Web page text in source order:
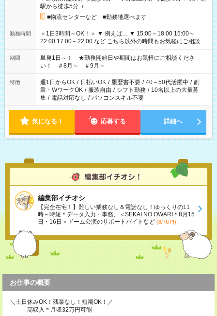
駅から徒歩5分 / …
■物流センターなど ■勤務地選べます
勤務時間
＜1日3時間～OK！＞ ▼ 例えば… ▼ 15:00～18:00 15:00～
22:00 17:00～22:00 など こちら以外の時間もお気軽にご相談く
ださい！
期間
単発1日～！ ★勤務開始日や期間はお気軽にご相談くださ
い！ ＃8月～ ＃9月～
特徴 週1日からOK / 日払いOK / 履歴書不要 / 40～50代活躍中 / 副
業・WワークOK / 服装自由 / シフト勤務 / 10名以上の大量募
集 / 電話対応なし / パソコンスキル不要
気になる！ 応募する 詳細へ
編集部イチオシ
【完全在宅！】難しい業務なし＆電話なし！ゆっくりの11
時～時短＊データ入力・事務、＜SEKAI NO OWARI＊8月15
日・16日＞ドーム公演のサポートバイトなど (8/7UP!)
お仕事の概要
＼土日休みOK！残業なし！短期OK！／
高収入＊月収32万円可能